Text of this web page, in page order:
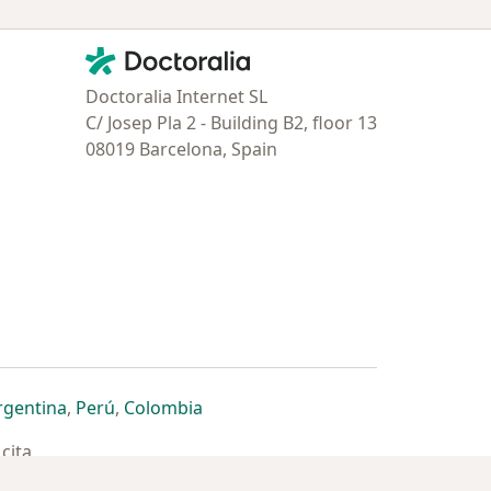
Contacto
Doctoralia - Página de inicio
Doctoralia Internet SL
C/ Josep Pla 2 - Building B2, floor 13
08019 Barcelona, Spain
pestaña
una nueva pestaña
en una nueva pestaña
se abre en una nueva pestaña
, Perúse abre en una nueva pestaña
, Colombiase abre en una nueva pestaña